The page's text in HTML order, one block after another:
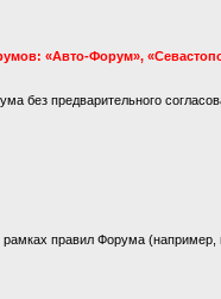
«Авто-Форум»,
без предварительного
правил Форума (например,